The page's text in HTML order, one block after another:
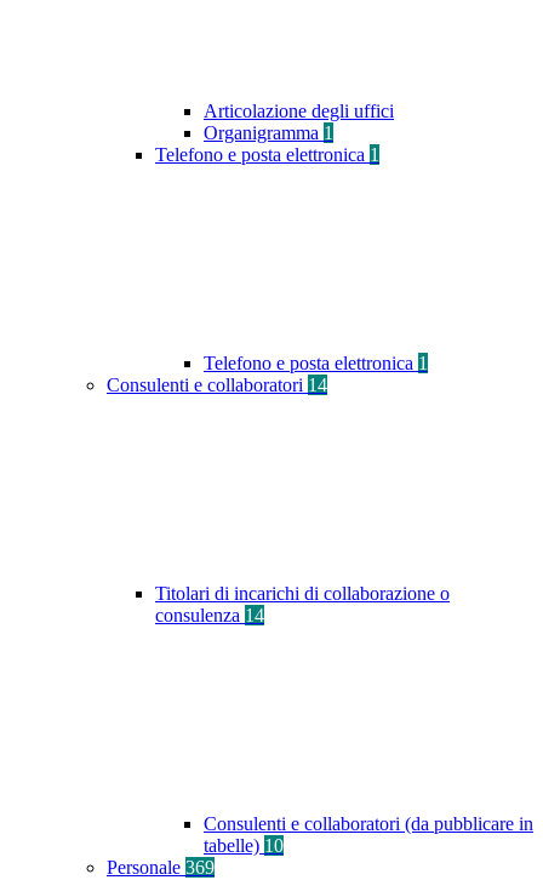
Articolazione degli uffici
Organigramma 1
Telefono e posta elettronica 1
Telefono e posta elettronica 1
Consulenti e collaboratori 14
Titolari di incarichi di collaborazione o
consulenza 14
Consulenti e collaboratori (da pubblicare in
tabelle) 10
Personale 369